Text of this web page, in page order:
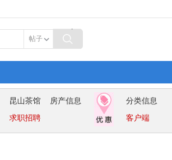
帖子
昆山茶馆 房产信息
求职招聘
分类信息
客户端